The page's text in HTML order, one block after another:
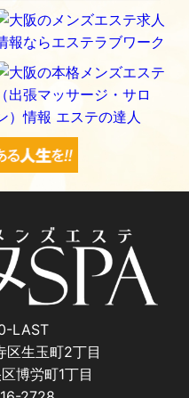
LAST
区生玉町2丁目
博労町1丁目